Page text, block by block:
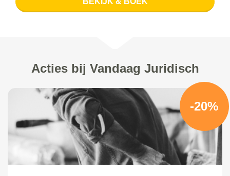
Acties bij Vandaag Juridisch
-20%